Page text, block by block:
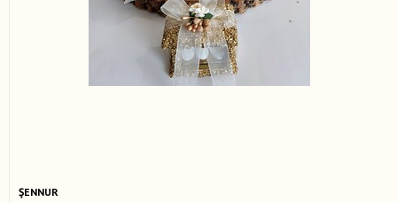
ŞENNUR